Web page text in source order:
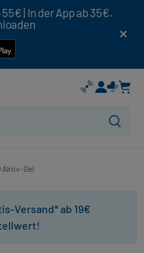
| In der App ab 35€.
Aktiv-Gel
Versand* ab 19€